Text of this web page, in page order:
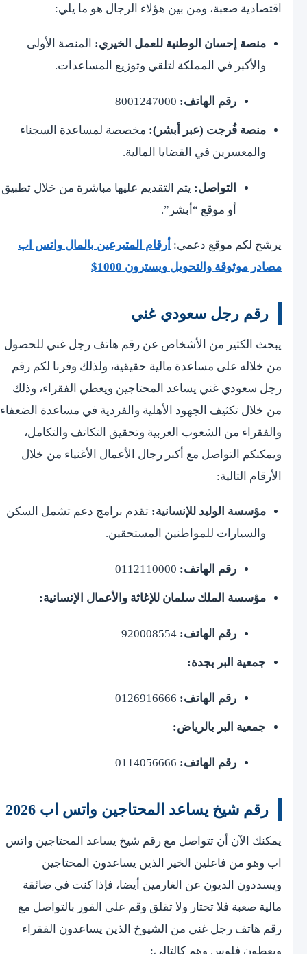
اقتصادية صعبة، ومن بين هؤلاء الرجال هو ما يلي:
منصة إحسان الوطنية للعمل الخيري: المنصة الأولى
والأكبر في المملكة لتلقي وتوزيع المساعدات.
رقم الهاتف:
منصة فُرجت (عبر أبشر): مخصصة لمساعدة السجناء
والمعسرين في القضايا المالية.
التواصل: يتم التقديم عليها مباشرة من خلال تطبيق
أو موقع “أبشر”.
يرشح لكم موقع دعمي: أرقام المتبرعين بالمال واتس اب
مصادر موثوقة والتحويل ويسترون 1000$
رقم رجل سعودي غني
يبحث الكثير من الأشخاص عن رقم هاتف رجل غني للحصول
من خلاله على مساعدة مالية حقيقية، ولذلك وفرنا لكم رقم
رجل سعودي غني يساعد المحتاجين ويعطي الفقراء، وذلك
من خلال تكثيف الجهود الأهلية والفردية في مساعدة الضعفاء
والفقراء من الشعوب العربية وتحقيق التكاتف والتكامل،
ويمكنكم التواصل مع أكبر رجال الأعمال الأغنياء من خلال
الأرقام التالية:
مؤسسة الوليد للإنسانية: تقدم برامج دعم تشمل السكن
والسيارات للمواطنين المستحقين.
رقم الهاتف:
مؤسسة الملك سلمان للإغاثة والأعمال الإنسانية:
رقم الهاتف: 920008554
جمعية البر بجدة:
رقم الهاتف:
جمعية البر بالرياض:
رقم الهاتف:
رقم شيخ يساعد المحتاجين واتس اب 2026
يمكنك الآن أن تتواصل مع رقم شيخ يساعد المحتاجين واتس
اب وهو من فاعلين الخير الذين يساعدون المحتاجين
ويسددون الديون عن الغارمين أيضا، فإذا كنت في ضائقة
مالية صعبة فلا تحتار ولا تقلق وقم على الفور بالتواصل مع
رقم هاتف رجل غني من الشيوخ الذين يساعدون الفقراء
ويعطون فلوس وهم كالتالي: